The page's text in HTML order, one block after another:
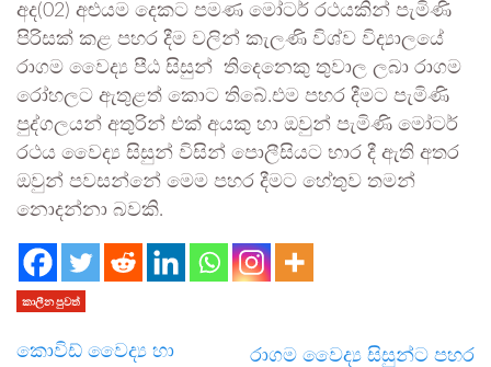
අද(02) අළුයම දෙකට පමණ මෝටර් රථයකින් පැමිණි
පිරිසක් කළ පහර දීම වලින් කැලණි විශ්ව විද්‍යාලයේ
රාගම වෛද්‍ය පීඨ සිසුන් තිදෙනෙකු තුවාල ලබා රාගම
රෝහලට ඇතුළත් කොට තිබේ.එම පහර දීමට පැමිණි
පුද්ගලයන් අතුරින් එක් අයකු හා ඔවුන් පැමිණි මෝටර්
රථය වෛද්‍ය සිසුන් විසින් පොලීසියට භාර දී ඇති අතර
ඔවුන් පවසන්නේ මෙම පහර දීමට හේතුව තමන්
නොදන්නා බවකි.
කාලීන පුවත්
කොවිඩ් වෛද්‍ය හා
රාගම වෛද්‍ය සිසුන්ට පහර